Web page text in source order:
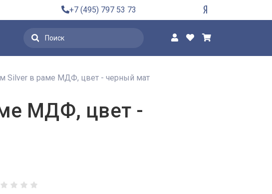
+7 (495) 797 53 73
Silver в раме МДФ, цвет - черный мат
МДФ, цвет -